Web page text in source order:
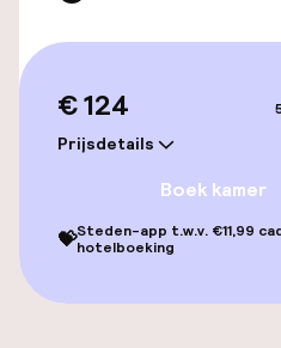
Kamers
Familiekamers
Zwemmen & wellness
Fitnessruimte /
€ 124
Prijsdetails
Boek kamer
💝Steden-app t.w.v. €11,99
hotelboeking